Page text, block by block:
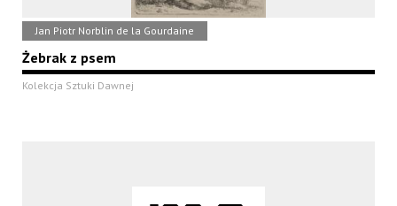
Jan Piotr Norblin de la Gourdaine
Żebrak z psem
Kolekcja Sztuki Dawnej